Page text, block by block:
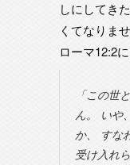
しにしてき
くてなりませ
ローマ12:2
「この世
ん。 いや
か、 すな
受け入れ